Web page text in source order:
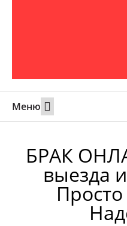
Меню
БРАК
выезда